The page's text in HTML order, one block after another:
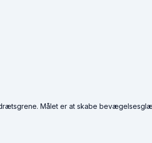
Målet er at skabe